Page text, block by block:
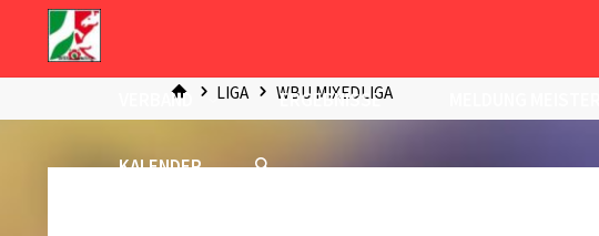
VERBAND ERGEBNISSE
KALENDER
START
LIGA WBU MIXEDLIGA